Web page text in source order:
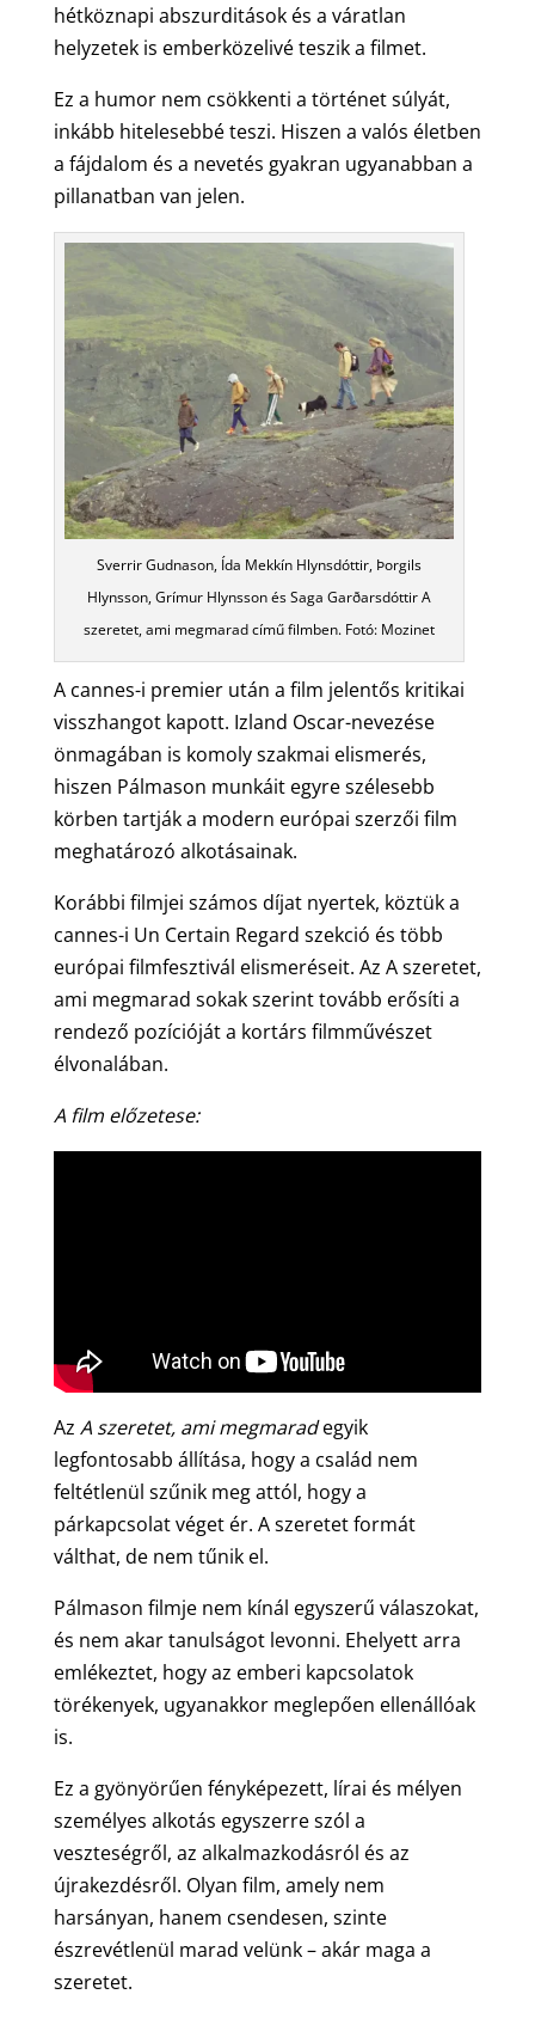
hétköznapi abszurditások és a váratlan
helyzetek is emberközelivé teszik a filmet.
Ez a humor nem csökkenti a történet súlyát,
inkább hitelesebbé teszi. Hiszen a valós életben
a fájdalom és a nevetés gyakran ugyanabban a
pillanatban van jelen.
Sverrir Gudnason, Ída Mekkín Hlynsdóttir, Þorgils
Hlynsson, Grímur Hlynsson és Saga Garðarsdóttir A
szeretet, ami megmarad című filmben. Fotó: Mozinet
A cannes-i premier után a film jelentős kritikai
visszhangot kapott. Izland Oscar-nevezése
önmagában is komoly szakmai elismerés,
hiszen Pálmason munkáit egyre szélesebb
körben tartják a modern európai szerzői film
meghatározó alkotásainak.
Korábbi filmjei számos díjat nyertek, köztük a
cannes-i Un Certain Regard szekció és több
európai filmfesztivál elismeréseit. Az A szeretet,
ami megmarad sokak szerint tovább erősíti a
rendező pozícióját a kortárs filmművészet
élvonalában.
A film előzetese:
Az A szeretet, ami megmaradegyik
legfontosabb állítása, hogy a család nem
feltétlenül szűnik meg attól, hogy a
párkapcsolat véget ér. A szeretet formát
válthat, de nem tűnik el.
Pálmason filmje nem kínál egyszerű válaszokat,
és nem akar tanulságot levonni. Ehelyett arra
emlékeztet, hogy az emberi kapcsolatok
törékenyek, ugyanakkor meglepően ellenállóak
is.
Ez a gyönyörűen fényképezett, lírai és mélyen
személyes alkotás egyszerre szól a
veszteségről, az alkalmazkodásról és az
újrakezdésről. Olyan film, amely nem
harsányan, hanem csendesen, szinte
észrevétlenül marad velünk – akár maga a
szeretet.